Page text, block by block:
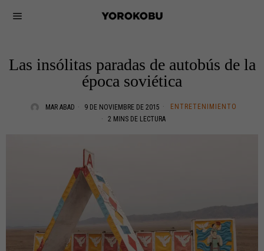
Las insólitas paradas de autobús de la
época soviética
MAR ABAD 9 DE NOVIEMBRE DE 2015
ENTRETENIMIENTO
2 MINS DE LECTURA